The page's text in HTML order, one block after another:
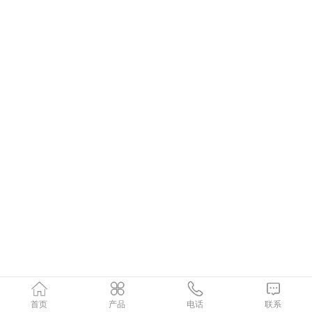
首页 产品 电话 联系